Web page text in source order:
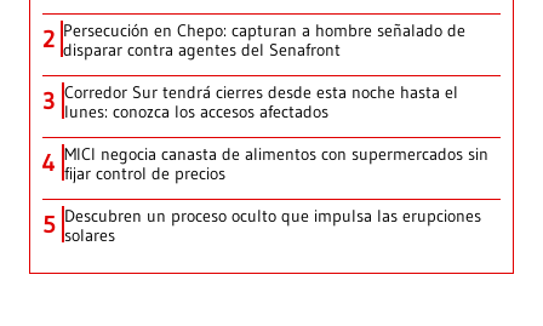
2 Persecución en Chepo: capturan a hombre señalado de
disparar contra agentes del Senafront
3 Corredor Sur tendrá cierres desde esta noche hasta el
lunes: conozca los accesos afectados
4 MICI negocia canasta de alimentos con supermercados sin
fijar control de precios
5 Descubren un proceso oculto que impulsa las erupciones
solares